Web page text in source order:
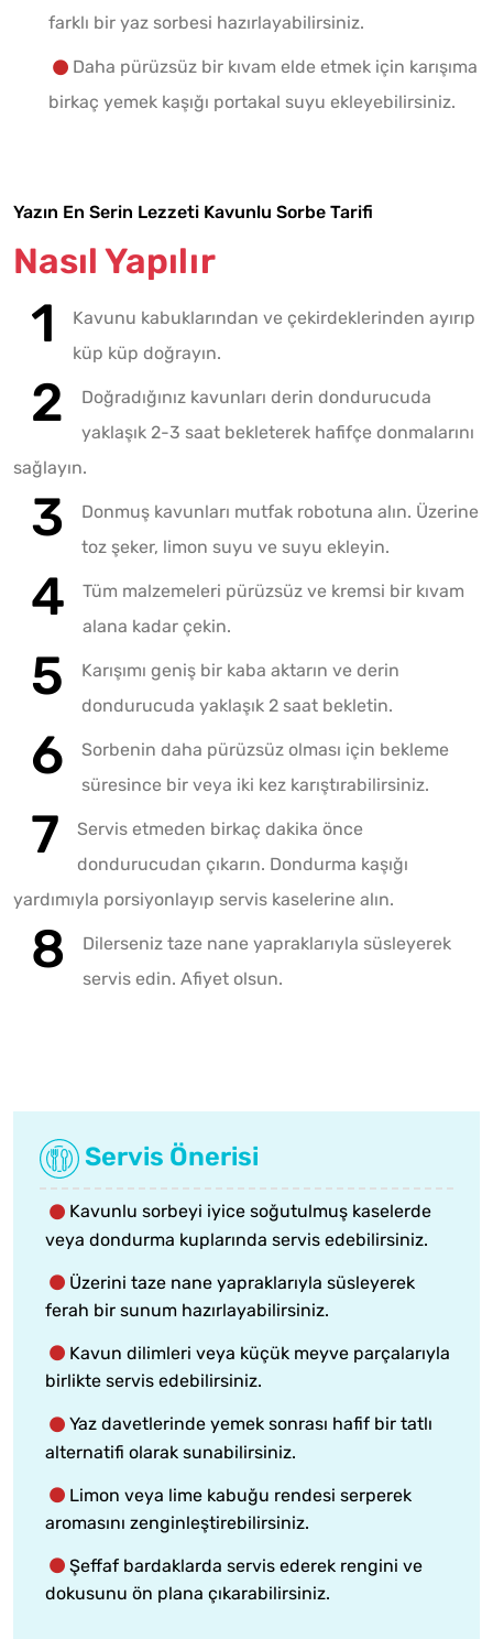
farklı bir yaz sorbesi hazırlayabilirsiniz.
Daha pürüzsüz bir kıvam elde etmek için karışıma
birkaç yemek kaşığı portakal suyu ekleyebilirsiniz.
Yazın En Serin Lezzeti Kavunlu Sorbe Tarifi
Nasıl Yapılır
Kavunu kabuklarından ve çekirdeklerinden ayırıp
küp küp doğrayın.
Doğradığınız kavunları derin dondurucuda
yaklaşık 2-3 saat bekleterek hafifçe donmalarını
sağlayın.
Donmuş kavunları mutfak robotuna alın. Üzerine
toz şeker, limon suyu ve suyu ekleyin.
Tüm malzemeleri pürüzsüz ve kremsi bir kıvam
alana kadar çekin.
Karışımı geniş bir kaba aktarın ve derin
dondurucuda yaklaşık 2 saat bekletin.
Sorbenin daha pürüzsüz olması için bekleme
süresince bir veya iki kez karıştırabilirsiniz.
Servis etmeden birkaç dakika önce
dondurucudan çıkarın. Dondurma kaşığı
yardımıyla porsiyonlayıp servis kaselerine alın.
Dilerseniz taze nane yapraklarıyla süsleyerek
servis edin. Afiyet olsun.
Servis Önerisi
Kavunlu sorbeyi iyice soğutulmuş kaselerde
veya dondurma kuplarında servis edebilirsiniz.
Üzerini taze nane yapraklarıyla süsleyerek
ferah bir sunum hazırlayabilirsiniz.
Kavun dilimleri veya küçük meyve parçalarıyla
birlikte servis edebilirsiniz.
Yaz davetlerinde yemek sonrası hafif bir tatlı
alternatifi olarak sunabilirsiniz.
Limon veya lime kabuğu rendesi serperek
aromasını zenginleştirebilirsiniz.
Şeffaf bardaklarda servis ederek rengini ve
dokusunu ön plana çıkarabilirsiniz.